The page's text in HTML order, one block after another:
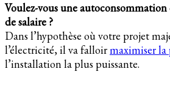
Voulez-vous une
de salaire ?
Dans l’hypothèse où votre projet
l’électricité, il va falloirmaximiser
l’installation la plus puissante.